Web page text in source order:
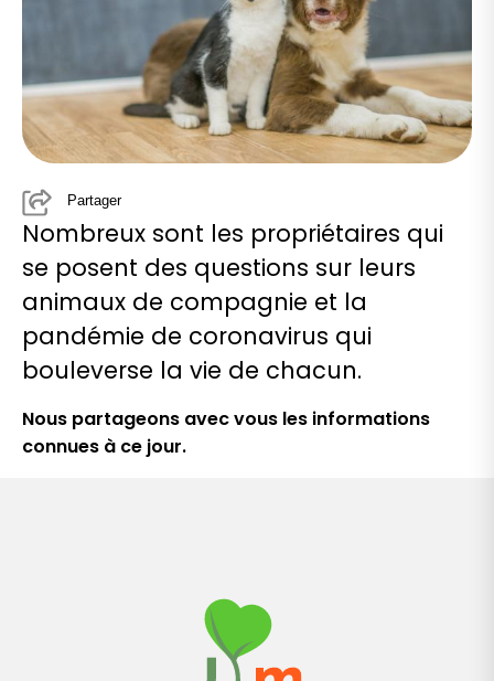
Partager
Nombreux sont les propriétaires qui
se posent des questions sur leurs
animaux de compagnie et la
pandémie de coronavirus qui
bouleverse la vie de chacun.
Nous partageons avec vous les informations
connues à ce jour.